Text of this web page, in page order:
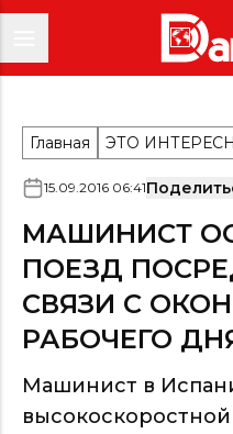
Главная ЭТО
15.09.2016 06:41
МАШИНИСТ
ПОЕЗД
СВЯЗИ С
РАБОЧЕГО
Машинист в